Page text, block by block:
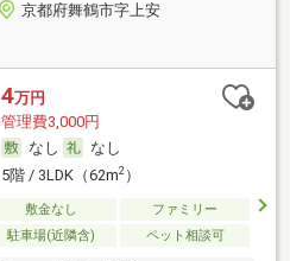
京都府舞鶴市字上安
4万円
管理費3,000円
なし
なし
5階 / 3LDK（62m2）
敷金なし
ファミリー
駐車場(近隣含) ペット相談可